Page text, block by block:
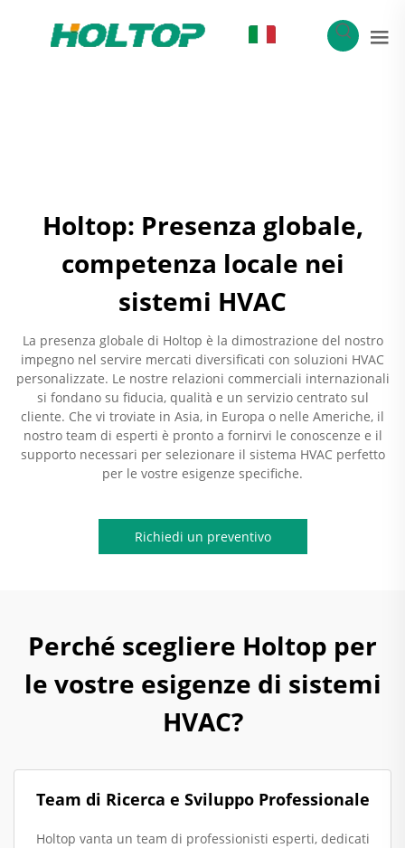
Holtop: Presenza globale,
competenza locale nei
sistemi HVAC
La presenza globale di Holtop è la dimostrazione del nostro
impegno nel servire mercati diversificati con soluzioni HVAC
personalizzate. Le nostre relazioni commerciali internazionali
si fondano su fiducia, qualità e un servizio centrato sul
cliente. Che vi troviate in Asia, in Europa o nelle Americhe, il
nostro team di esperti è pronto a fornirvi le conoscenze e il
supporto necessari per selezionare il sistema HVAC perfetto
per le vostre esigenze specifiche.
Richiedi un preventivo
Perché scegliere Holtop per
le vostre esigenze di sistemi
HVAC?
Team di Ricerca e Sviluppo Professionale
Holtop vanta un team di professionisti esperti, dedicati